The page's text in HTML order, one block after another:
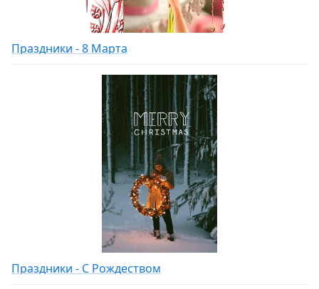
Праздники - 8 Марта
Праздники - С Рождеством